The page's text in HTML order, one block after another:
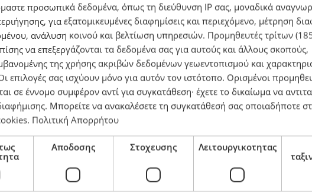
έλεγχο στο «Άλφαμεγα»
προσωπικά δεδομένα, όπως τη διεύθυνση IP σας, μοναδικά
για εξατομικευμένες διαφημίσεις και περιεχόμενο, μέτρηση
ανάλυση κοινού και βελτίωση υπηρεσιών. Προμηθευτές τρίτων
να επεξεργάζονται τα δεδομένα σας για αυτούς και άλλους σκοπούς,
της χρήσης ακριβών δεδομένων γεωεντοπισμού και
επιλογές σας ισχύουν μόνο για αυτόν τον ιστότοπο. Ορισμένοι
σε έννομο συμφέρον αντί για συγκατάθεση· έχετε το δικαίωμα να
. Μπορείτε να ανακαλέσετε τη συγκατάθεσή σας οποιαδήποτε
. Πολιτική Απορρήτου
Αποδοσης Στοχευσης Λειτουργικοτητας